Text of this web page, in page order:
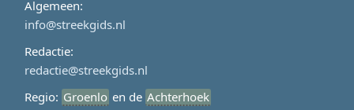
Algemeen:
info@streekgids.nl
Redactie:
redactie@streekgids.nl
Regio: Groenlo en de Achterhoek